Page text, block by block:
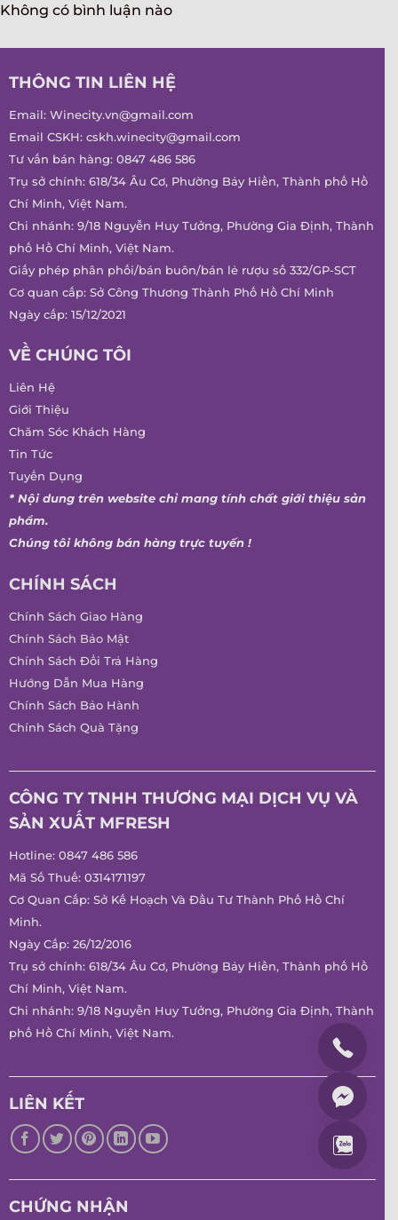
Không có bình luận nào
THÔNG TIN LIÊN HỆ
Email: Winecity.vn@gmail.com
Email CSKH: cskh.winecity@gmail.com
Tư vấn bán hàng: 0847 486 586
Trụ sở chính: 618/34 Âu Cơ, Phường Bảy Hiền, Thành phố Hồ
Chí Minh, Việt Nam.
Chi nhánh: 9/18 Nguyễn Huy Tưởng, Phường Gia Định, Thành
phố Hồ Chí Minh, Việt Nam.
Giấy phép phân phối/bán buôn/bán lẻ rượu số 332/GP-SCT
Cơ quan cấp: Sở Công Thương Thành Phố Hồ Chí Minh
Ngày cấp: 15/12/2021
VỀ CHÚNG TÔI
Liên Hệ
Giới Thiệu
Chăm Sóc Khách Hàng
Tin Tức
Tuyển Dụng
* Nội dung trên website chỉ mang tính chất giới thiệu sản
phẩm.
Chúng tôi không bán hàng trực tuyến !
CHÍNH SÁCH
Chính Sách Giao Hàng
Chính Sách Bảo Mật
Chính Sách Đổi Trả Hàng
Hướng Dẫn Mua Hàng
Chính Sách Bảo Hành
Chính Sách Quà Tặng
CÔNG TY TNHH THƯƠNG MẠI DỊCH VỤ VÀ
SẢN XUẤT MFRESH
Hotline: 0847 486 586
Mã Số Thuế: 0314171197
Cơ Quan Cấp: Sở Kế Hoạch Và Đầu Tư Thành Phố Hồ Chí
Minh.
Ngày Cấp: 26/12/2016
Trụ sở chính: 618/34 Âu Cơ, Phường Bảy Hiền, Thành phố Hồ
Chí Minh, Việt Nam.
Chi nhánh: 9/18 Nguyễn Huy Tưởng, Phường Gia Định, Thành
phố Hồ Chí Minh, Việt Nam.
LIÊN KẾT
CHỨNG NHẬN